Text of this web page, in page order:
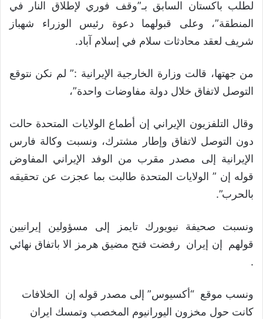
لطلب باكستان السابق بـ”وقف فوري لإطلاق النار في
المنطقة”، وعلى قبولهما دعوة رئيس الوزراء شهباز
شريف لعقد محادثات سلام في إسلام آباد.
من جهتها، قالت وزارة الخارجية الإيرانية :” لم نكن نتوقع
التوصل لاتفاق خلال دولة مفاوضات واحدة”،
وقال التلفزيون الإيراني إن أطماع الولايات المتحدة حالت
دون التوصل لاتفاق وإطار مشترك، ونسبت وكالة فارس
الإيرانية إلى مصدر مقرب من الوفد الإيراني المفاوض
قوله إن ” الولايات المتحدة طالبت بما عجزت عن تحقيقه
بالحرب”.
ونسبت صحيفة نيويورك تايمز إلى مسؤولين إيرانيين
قولهم إن إيران رفضت فتح مضيق هرمز الا باتفاق نهائي
.
ونسب موقع “أكسيوس” إلى مصدر قوله إن الخلافات
كانت حول مخزون اليورانيوم المخصب وتمسك ايران